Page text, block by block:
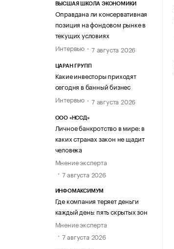
ВЫСШАЯ ШКОЛА ЭКОНОМИКИ
Оправдана ли консервативная
позиция на фондовом рынке в
текущих условиях
Интервью
7 августа 2026
ЦАРАН ГРУПП
Какие инвесторы приходят
сегодня в банный бизнес
Интервью
7 августа 2026
ООО «НССД»
Личное банкротство в мире: в
каких странах закон не щадит
человека
Мнение эксперта
7 августа 2026
ИНФОМАКСИМУМ
Где компания теряет деньги
каждый день: пять скрытых зон
Мнение эксперта
7 августа 2026